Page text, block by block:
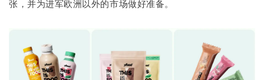
张，并为进军欧洲以外的市场做好准备。